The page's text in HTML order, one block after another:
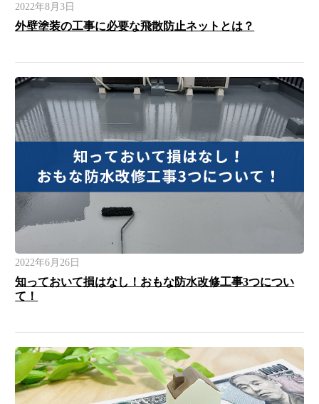
2022年8月3日
外壁塗装の工事に必要な飛散防止ネットとは？
2022年6月26日
知っておいて損はなし！おもな防水改修工事3つについ
て！